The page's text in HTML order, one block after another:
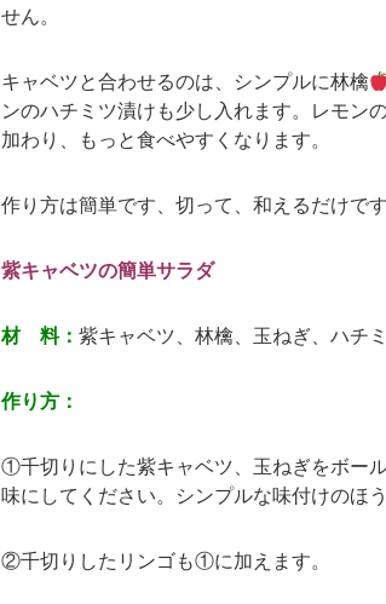
せん。
キャベツと合わせるのは、シンプルに林檎
ンのハチミツ漬けも少し入れます。レモン
加わり、もっと食べやすくなります。
作り方は簡単です、切って、和えるだけです
紫キャベツの簡単サラダ
材 料： 紫キャベツ、林檎、玉ねぎ、ハチ
作り方：
①千切りにした紫キャベツ、玉ねぎをボー
味にしてください。シンプルな味付けのほ
②千切りしたリンゴも①に加えます。